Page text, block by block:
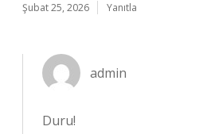
Şubat 25, 2026 Yanıtla
admin
Duru!